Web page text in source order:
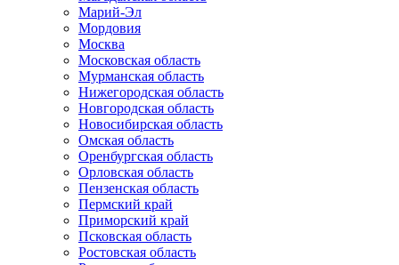
Марий-Эл
Мордовия
Москва
Московская область
Мурманская область
Нижегородская область
Новгородская область
Новосибирская область
Омская область
Оренбургская область
Орловская область
Пензенская область
Пермский край
Приморский край
Псковская область
Ростовская область